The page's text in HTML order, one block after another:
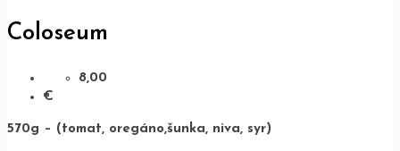
Coloseum
8,00
€
570g – (tomat, oregáno,šunka, niva, syr)